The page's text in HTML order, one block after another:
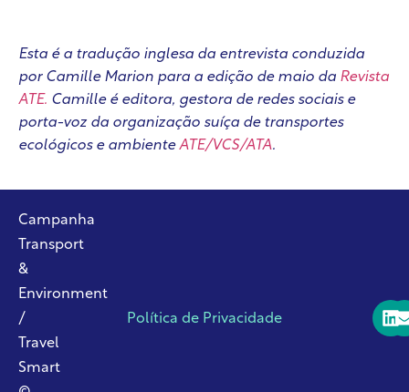
Esta é a tradução inglesa da entrevista conduzida
por Camille Marion para a edição de maio da Revista
ATE. Camille é editora, gestora de redes sociais e
porta-voz da organização suíça de transportes
ecológicos e ambienteATE/VCS/ATA.
Campanha
Transport
&
Environment
/
Travel
Smart
Política de Privacidade